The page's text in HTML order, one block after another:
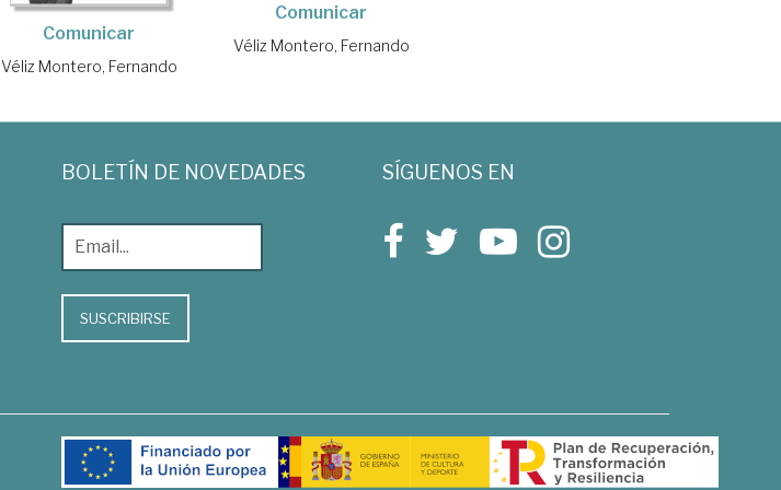
Comunicar
Véliz Montero, Fernando
Comunicar
Véliz Montero, Fernando
BOLETÍN DE NOVEDADES
SUSCRIBIRSE
SÍGUENOS EN